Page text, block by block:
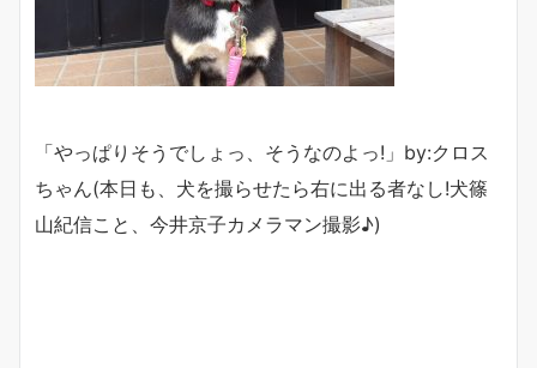
「やっぱりそうでしょっ、そうなのよっ!」by:クロス
ちゃん(本日も、犬を撮らせたら右に出る者なし!犬篠
山紀信こと、今井京子カメラマン撮影♪)